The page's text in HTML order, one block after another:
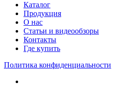
Каталог
Продукция
О нас
Статьи и видеообзоры
Контакты
Где купить
Политика конфиденциальности